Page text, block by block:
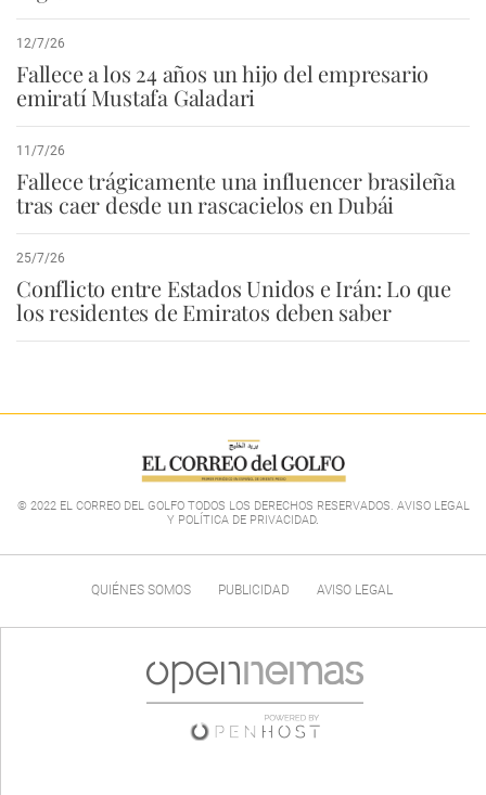
12/7/26
Fallece a los 24 años un hijo del empresario
emiratí Mustafa Galadari
11/7/26
Fallece trágicamente una influencer brasileña
tras caer desde un rascacielos en Dubái
25/7/26
Conflicto entre Estados Unidos e Irán: Lo que
los residentes de Emiratos deben saber
© 2022 EL CORREO DEL GOLFO TODOS LOS DERECHOS RESERVADOS. AVISO LEGAL
Y POLÍTICA DE PRIVACIDAD.
QUIÉNES SOMOS PUBLICIDAD AVISO LEGAL